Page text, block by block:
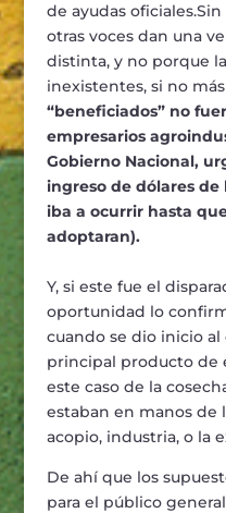
de ayudas
otras voces dan una
distinta, y no porque
inexistentes, si no
“beneficiados” no
empresarios
Gobierno Nacional,
ingreso de dólares
iba a ocurrir hasta
adoptaran).
Y, si este fue el
oportunidad lo
cuando se dio inicio
principal producto de
este caso de la
estaban en manos de
acopio, industria, o la
De ahí que los
para el público